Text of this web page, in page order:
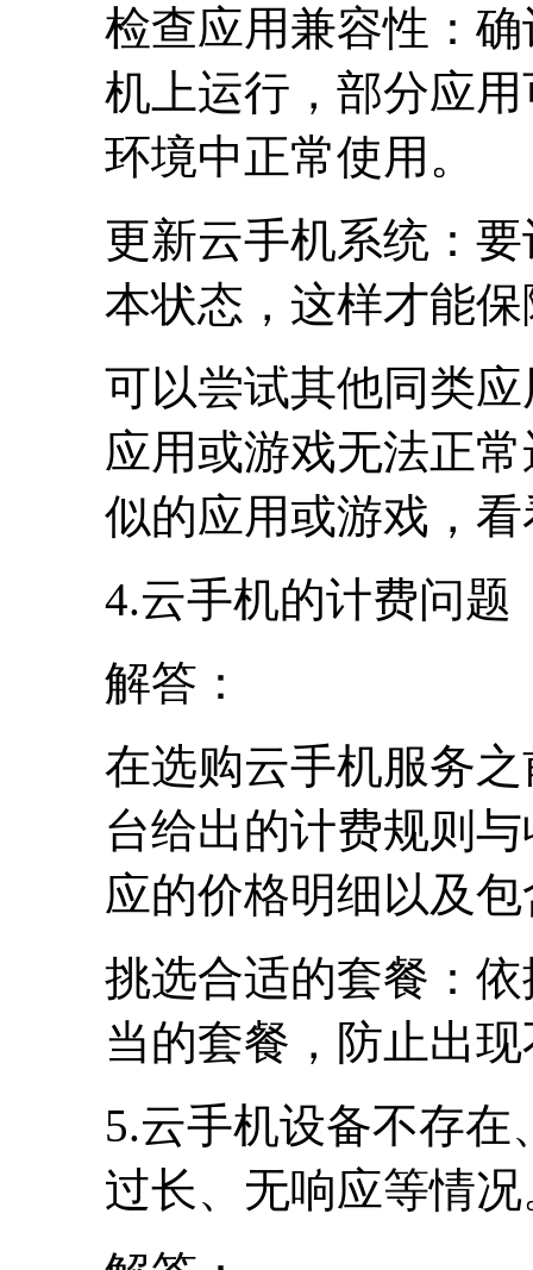
检查应用兼容性：
机上运行，部分应
环境中正常使用。
更新云手机系统：
本状态，这样才能
可以尝试其他同类
应用或游戏无法正
似的应用或游戏，
4.云手机的计费问题
解答：
在选购云手机服务
台给出的计费规则
应的价格明细以及
挑选合适的套餐：
当的套餐，防止出
5.云手机设备不存
过长、无响应等情况